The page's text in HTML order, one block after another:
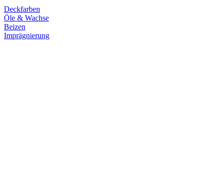
Deckfarben
Öle & Wachse
Beizen
Imprägnierung